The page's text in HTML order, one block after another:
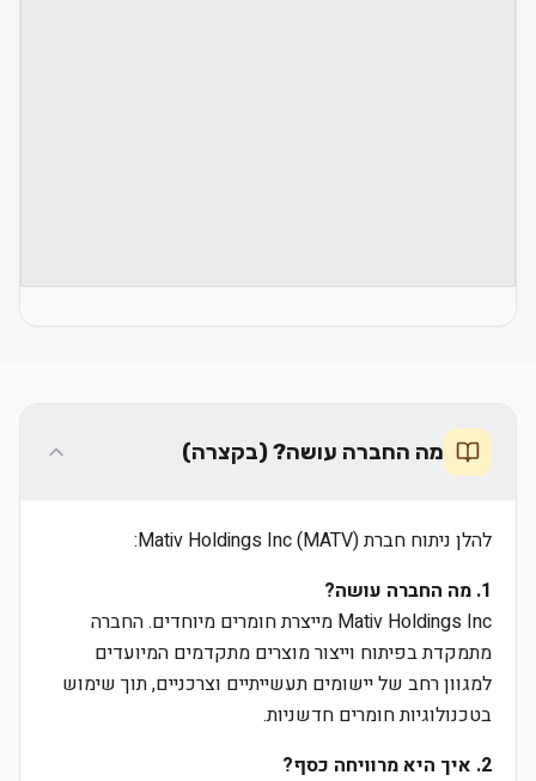
מה החברה עושה? (בקצרה)
להלן ניתוח חברת Mativ Holdings Inc (MATV):
1. מה החברה עושה?
Mativ Holdings Inc מייצרת חומרים מיוחדים. החברה
מתמקדת בפיתוח וייצור מוצרים מתקדמים המיועדים
למגוון רחב של יישומים תעשייתיים וצרכניים, תוך שימוש
בטכנולוגיות חומרים חדשניות.
2. איך היא מרוויחה כסף?